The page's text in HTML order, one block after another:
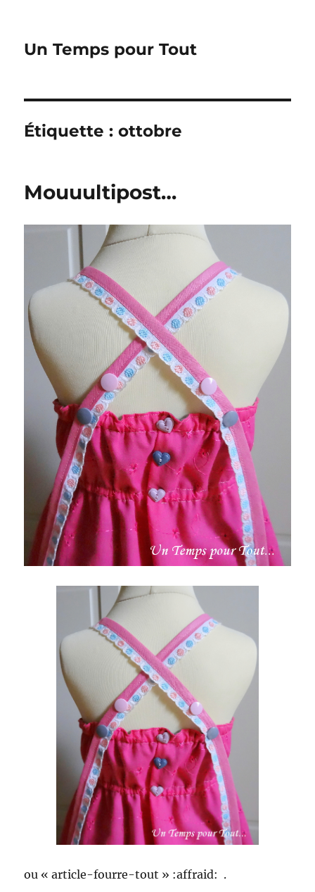
Un Temps pour Tout
Étiquette :ottobre
Mouuultipost…
ou « article-fourre-tout » :affraid: .